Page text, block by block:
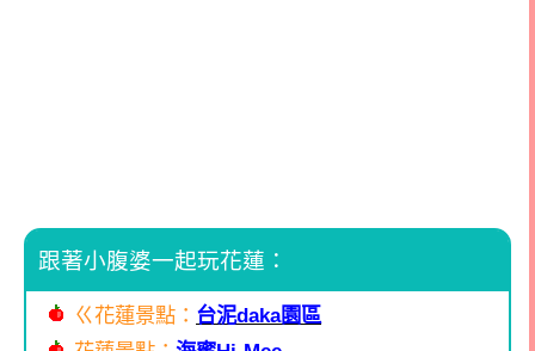
跟著小腹婆一起玩花蓮：
ㄍ花蓮景點： 台泥daka園區